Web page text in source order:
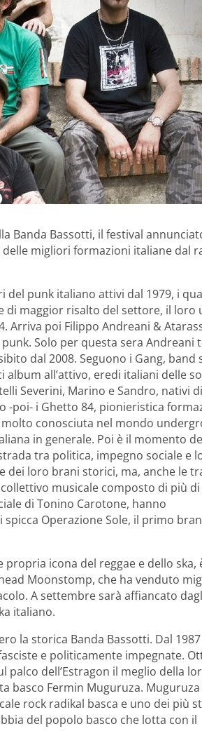
Banda Bassotti, il festival
migliori formazioni italiane dal
del punk italiano attivi dal 1979, i
di maggior risalto del settore, il loro
Arriva poi Filippo Andreani &
Solo per questa sera Andreani
dal 2008. Seguono i Gang, band
album all’attivo, eredi italiani delle
Severini, Marino e Sandro, nativi di
-poi- i Ghetto 84, pionieristica
conosciuta nel mondo
in generale. Poi è il momento
tra politica, impegno sociale e
dei loro brani storici, ma, anche le
musicale composto di più
di Tonino Carotone, hanno
Operazione Sole, il primo
propria icona del reggae e dello ska,
Moonstomp, che ha venduto
A settembre sarà affiancato
italiano.
la storica Banda Bassotti. Dal 1987
e politicamente impegnate.
dell’Estragon il meglio della
basco Fermin Muguruza. Muguruza
rock radikal basca e uno dei più
del popolo basco che lotta con il